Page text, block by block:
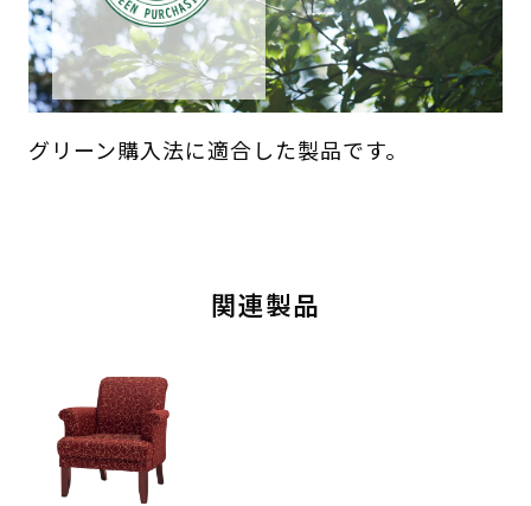
グリーン購入法に適合した製品です。
関連製品